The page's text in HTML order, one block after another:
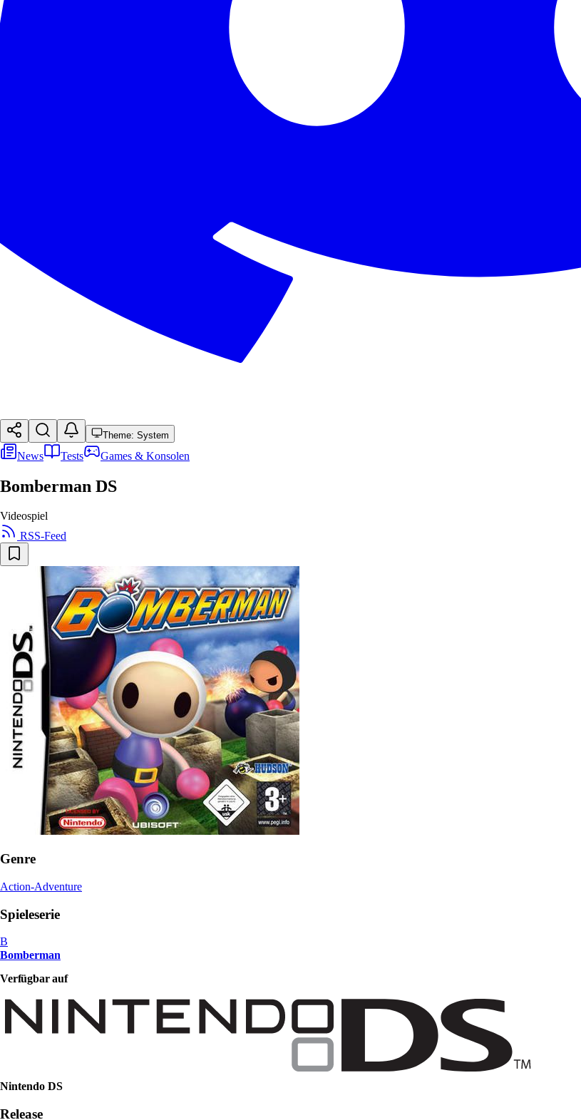
Theme: System
News Tests Games & Konsolen
Bomberman DS
Videospiel
RSS-Feed
Genre
Action-Adventure
Spieleserie
B
Bomberman
Verfügbar auf
Nintendo DS
Release